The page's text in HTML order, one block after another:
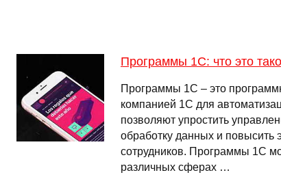
Программы 1С: что это
Программы 1С – это
компанией 1С для
позволяют упростить
обработку данных и повысить
сотрудников. Программы 1С
различных сферах …